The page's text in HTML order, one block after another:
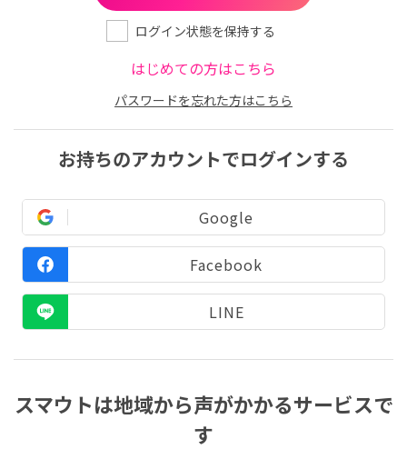
ログイン状態を保持する
はじめての方はこちら
パスワードを忘れた方はこちら
お持ちのアカウントでログインする
Google
Facebook
LINE
スマウトは地域から声がかかるサービスで
す